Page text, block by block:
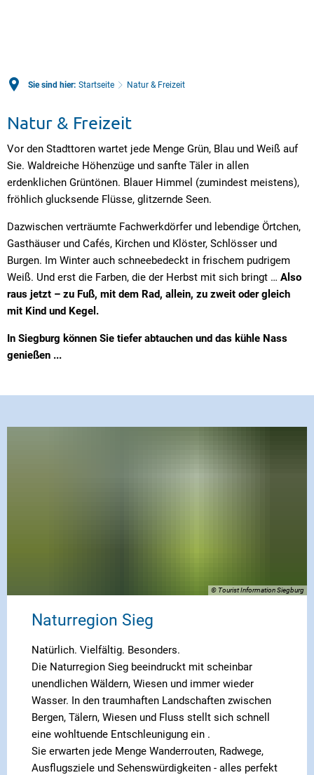
Sie sind hier: Startseite Natur & Freizeit
Natur & Freizeit
Vor den Stadttoren wartet jede Menge Grün, Blau und Weiß auf
Sie. Waldreiche Höhenzüge und sanfte Täler in allen
erdenklichen Grüntönen. Blauer Himmel (zumindest meistens),
fröhlich glucksende Flüsse, glitzernde Seen.
Dazwischen verträumte Fachwerkdörfer und lebendige Örtchen,
Gasthäuser und Cafés, Kirchen und Klöster, Schlösser und
Burgen. Im Winter auch schneebedeckt in frischem pudrigem
Weiß. Und erst die Farben, die der Herbst mit sich bringt … Also
raus jetzt – zu Fuß, mit dem Rad, allein, zu zweit oder gleich
mit Kind und Kegel.
In Siegburg können Sie tiefer abtauchen und das kühle Nass
genießen ...
© Tourist Information Siegburg
Naturregion Sieg
Natürlich. Vielfältig. Besonders.
Die Naturregion Sieg beeindruckt mit scheinbar
unendlichen Wäldern, Wiesen und immer wieder
Wasser. In den traumhaften Landschaften zwischen
Bergen, Tälern, Wiesen und Fluss stellt sich schnell
eine wohltuende Entschleunigung ein .
Sie erwarten jede Menge Wanderrouten, Radwege,
Ausflugsziele und Sehenswürdigkeiten - alles perfekt